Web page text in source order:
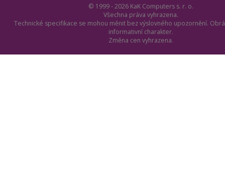
© 1999 - 2026 KaK Computers s. r. o.
Všechna práva vyhrazena.
Technické specifikace se mohou měnit bez výslovného upozornění.
informativní charakter.
Změna cen vyhrazena.